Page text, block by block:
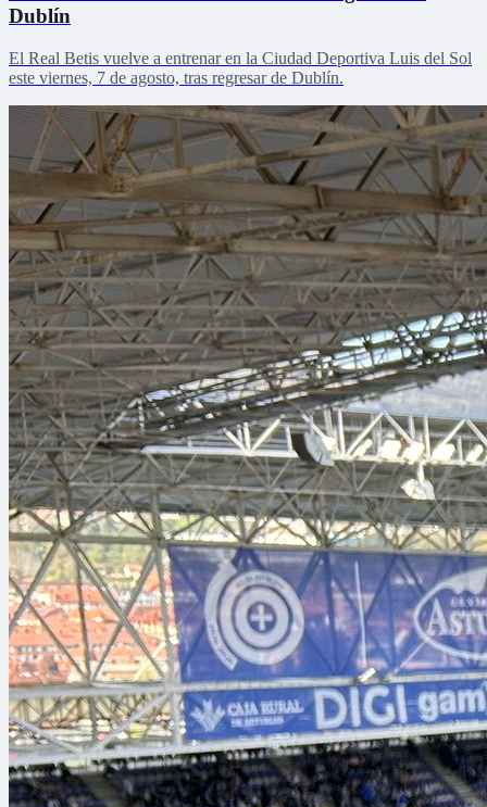
Dublín
El Real Betis vuelve a entrenar en la Ciudad Deportiva Luis del Sol
este viernes, 7 de agosto, tras regresar de Dublín.